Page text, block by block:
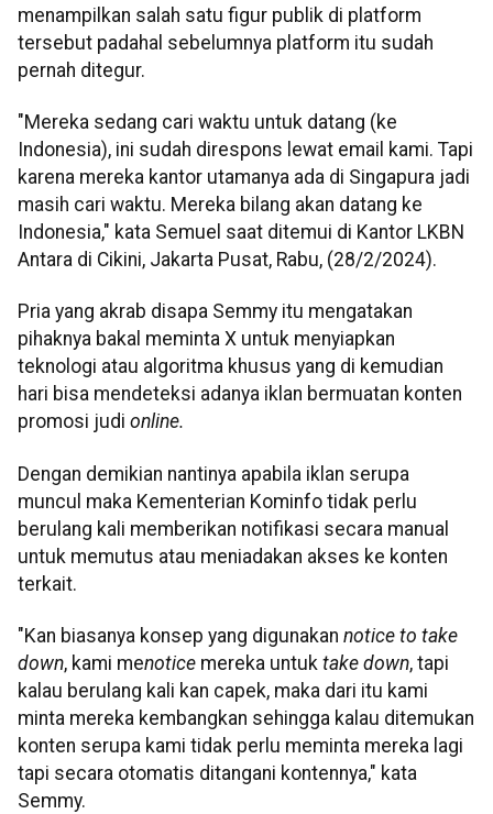
menampilkan salah satu figur publik di platform
tersebut padahal sebelumnya platform itu sudah
pernah ditegur.
"Mereka sedang cari waktu untuk datang (ke
Indonesia), ini sudah direspons lewat email kami. Tapi
karena mereka kantor utamanya ada di Singapura jadi
masih cari waktu. Mereka bilang akan datang ke
Indonesia," kata Semuel saat ditemui di Kantor LKBN
Antara di Cikini, Jakarta Pusat, Rabu, (28/2/2024).
Pria yang akrab disapa Semmy itu mengatakan
pihaknya bakal meminta X untuk menyiapkan
teknologi atau algoritma khusus yang di kemudian
hari bisa mendeteksi adanya iklan bermuatan konten
promosi judi online.
Dengan demikian nantinya apabila iklan serupa
muncul maka Kementerian Kominfo tidak perlu
berulang kali memberikan notifikasi secara manual
untuk memutus atau meniadakan akses ke konten
terkait.
"Kan biasanya konsep yang digunakan notice to take
down, kami menotice mereka untuk take down, tapi
kalau berulang kali kan capek, maka dari itu kami
minta mereka kembangkan sehingga kalau ditemukan
konten serupa kami tidak perlu meminta mereka lagi
tapi secara otomatis ditangani kontennya," kata
Semmy.